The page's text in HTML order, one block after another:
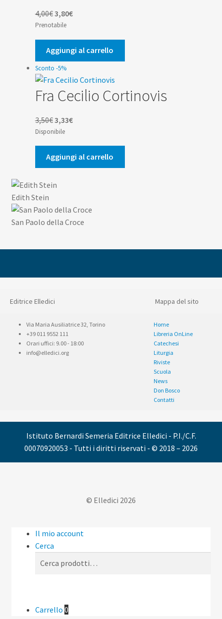
4,00€Il
prezzo
originale
era:
4,00€.
3,80€Il
attuale
è:
3,80€.
Prenotabile
Aggiungi al carrello
Sconto -5%
Fra Cecilio Cortinovis
3,50€ Il
prezzo
originale
era:
3,50€.
3,33€Il
attuale
è:
3,33€.
Disponibile
Aggiungi al carrello
Edith Stein
San Paolo della Croce
Editrice Elledici Mappa del sito
Via Maria Ausiliatrice 32, Torino
+39 011 9552 111
Orari uffici: 9.00 - 18:00
info@elledici.org
Home
Libreria OnLine
Catechesi
Liturgia
Riviste
Scuola
News
Don Bosco
Contatti
Istituto Bernardi Semeria Editrice Elledici - P.I./C.F.
00070920053 - Tutti i diritti riservati - © 2018 – 2026
© Elledici 2026
Il mio account
Cerca
Carrello 0